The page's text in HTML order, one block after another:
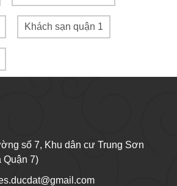
Khách sạn quận 1
số 7, Khu dân cư Trung Sơn
Quận 7)